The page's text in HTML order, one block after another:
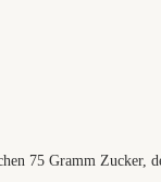
75 Gramm Zucker,